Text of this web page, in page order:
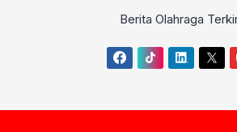
Berita Olahraga